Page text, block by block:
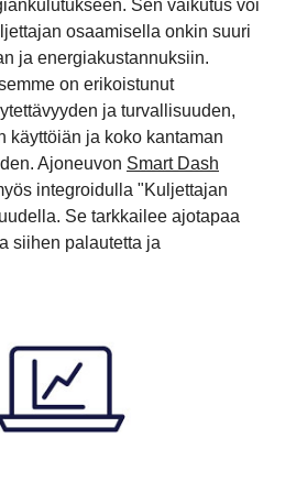
Sen vaikutus voi
osaamisella onkin suuri
ja energiakustannuksiin.
on erikoistunut
ja turvallisuuden,
käyttöiän ja koko kantaman
Ajoneuvon Smart Dash
integroidulla "Kuljettajan
Se tarkkailee ajotapaa
siihen palautetta ja